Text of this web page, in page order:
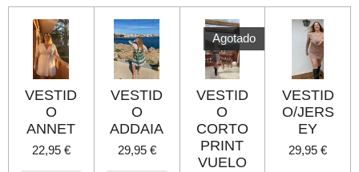
r
r
r
VESTID
O
ANNET
22,95 €
VESTID
O
ADDAIA
29,95 €
Agotado
VESTID
O
CORTO
PRINT
VUELO
VESTID
O/JERS
EY
29,95 €